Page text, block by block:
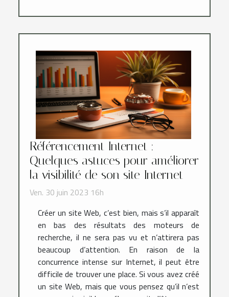
Référencement Internet :
Quelques astuces pour améliorer
la visibilité de son site Internet
Ven. 30 juin 2023 16h
Créer un site Web, c’est bien, mais s’il apparaît
en bas des résultats des moteurs de
recherche, il ne sera pas vu et n’attirera pas
beaucoup d’attention. En raison de la
concurrence intense sur Internet, il peut être
difficile de trouver une place. Si vous avez créé
un site Web, mais que vous pensez qu’il n’est